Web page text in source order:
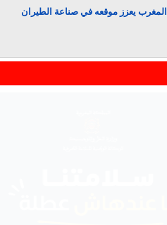
المغرب يعزز موقعه في صناعة الطيران